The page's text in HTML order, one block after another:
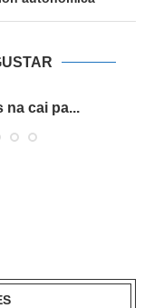
na cai pa...